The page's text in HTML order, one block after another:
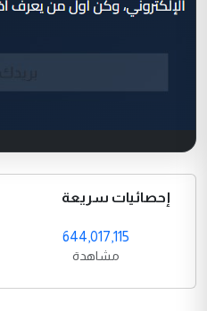
إحصائيات سريعة
644,017,115
مشاهدة